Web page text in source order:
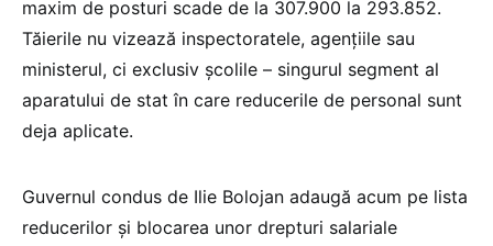
maxim de posturi scade de la 307.900 la 293.852.
Tăierile nu vizează inspectoratele, agențiile sau
ministerul, ci exclusiv școlile – singurul segment al
aparatului de stat în care reducerile de personal sunt
deja aplicate.
Guvernul condus de Ilie Bolojan adaugă acum pe lista
reducerilor și blocarea unor drepturi salariale